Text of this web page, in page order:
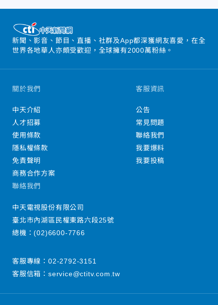
新聞、影音、節目、直播、社群及App都深獲網友喜愛，在全
世界各地華人亦頗受歡迎，全球擁有2000萬粉絲。
關於我們
中天介紹
人才招募
使用條款
隱私權條款
免責聲明
商務合作方案
客服資訊
公告
常見問題
聯絡我們
我要爆料
我要投稿
聯絡我們
中天電視股份有限公司
臺北市內湖區民權東路六段25號
總機：(02)6600-7766
客服專線： 02-2792-3151
客服信箱： service@ctitv.com.tw